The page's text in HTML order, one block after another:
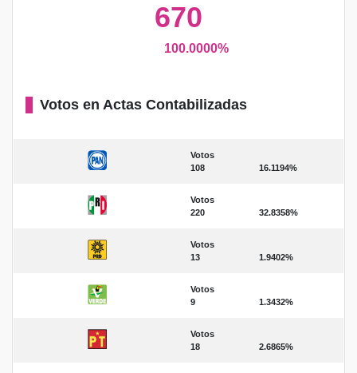
670
100.0000%
Votos en Actas Contabilizadas
Votos
108
16.1194%
Votos
220
32.8358%
Votos
13
1.9402%
Votos
9
1.3432%
Votos
18
2.6865%